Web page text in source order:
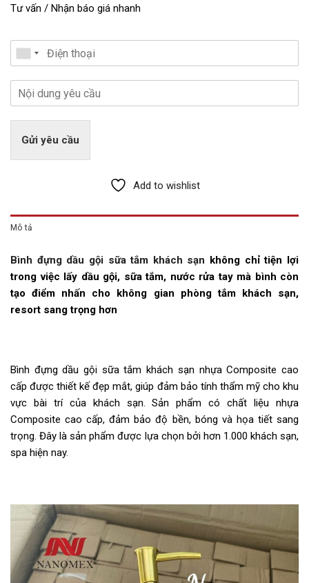
Tư vấn / Nhận báo giá nhanh
Gửi yêu cầu
Add to wishlist
Mô tả
Bình đựng dầu gội sữa tắm khách sạn không chỉ tiện lợi
trong việc lấy dầu gội, sữa tắm, nước rửa tay mà bình còn
tạo điểm nhấn cho không gian phòng tắm khách sạn,
resort sang trọng hơn
Bình đựng dầu gội sữa tắm khách sạn nhựa Composite cao
cấp được thiết kế đẹp mắt, giúp đảm bảo tính thẩm mỹ cho khu
vực bài trí của khách sạn. Sản phẩm có chất liệu nhựa
Composite cao cấp, đảm bảo độ bền, bóng và họa tiết sang
trọng. Đây là sản phẩm được lựa chọn bởi hơn 1.000 khách sạn,
spa hiện nay.